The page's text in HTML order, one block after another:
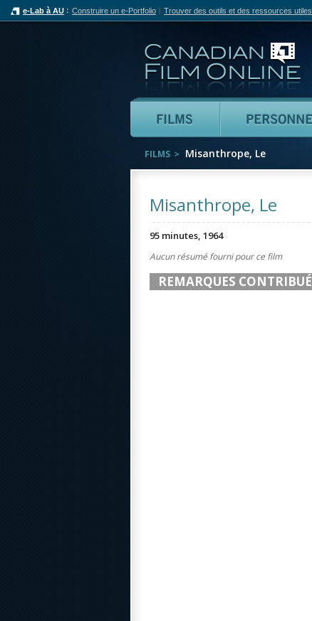
e-Lab à AU Construire un e-Portfolio Trouver des outils et des ressources utiles
Films
FILMS Misanthrope, Le
Misanthrope, Le
95 minutes, 1964
Aucun résumé fourni pour ce film
REMARQUES CONTRIBUÉ